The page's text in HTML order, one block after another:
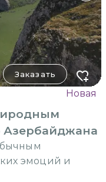
Заказать
Новая
эмоций и